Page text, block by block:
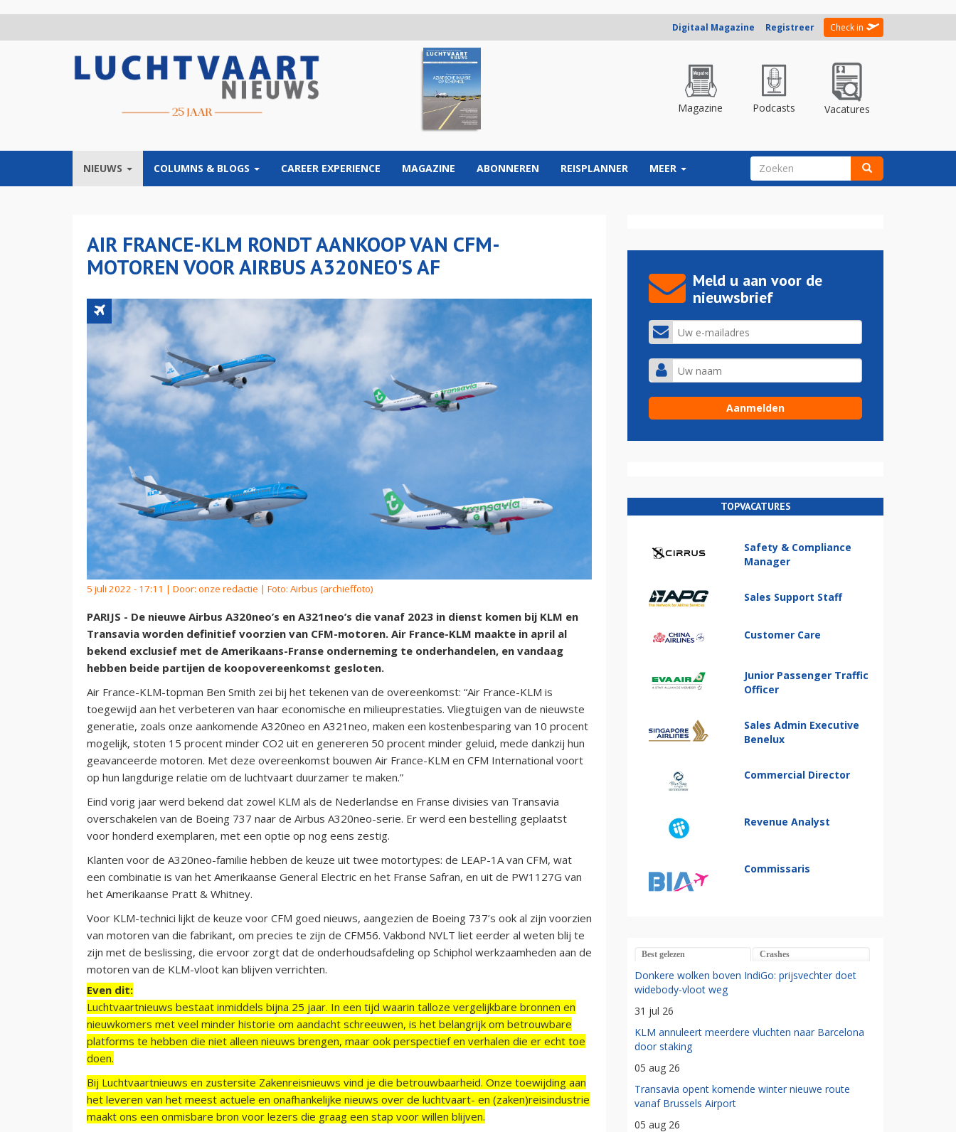
Digitaal Magazine Registreer Check in
Magazine Podcasts Vacatures
NIEUWS COLUMNS & BLOGS CAREER EXPERIENCE MAGAZINE ABONNEREN REISPLANNER MEER ZOEKVELD
AIR FRANCE-KLM RONDT AANKOOP VAN CFM-
MOTOREN VOOR AIRBUS A320NEO'S AF
5 juli 2022 - 17:11 | Door: onze redactie | Foto: Airbus (archieffoto)
PARIJS - De nieuwe Airbus A320neo’s en A321neo’s die vanaf 2023 in dienst komen bij KLM en
Transavia worden definitief voorzien van CFM-motoren. Air France-KLM maakte in april al
bekend exclusief met de Amerikaans-Franse onderneming te onderhandelen, en vandaag
hebben beide partijen de koopovereenkomst gesloten.
Air France-KLM-topman Ben Smith zei bij het tekenen van de overeenkomst: “Air France-KLM is
toegewijd aan het verbeteren van haar economische en milieuprestaties. Vliegtuigen van de nieuwste
generatie, zoals onze aankomende A320neo en A321neo, maken een kostenbesparing van 10 procent
mogelijk, stoten 15 procent minder CO2 uit en genereren 50 procent minder geluid, mede dankzij hun
geavanceerde motoren. Met deze overeenkomst bouwen Air France-KLM en CFM International voort
op hun langdurige relatie om de luchtvaart duurzamer te maken.”
Eind vorig jaar werd bekend dat zowel KLM als de Nederlandse en Franse divisies van Transavia
overschakelen van de Boeing 737 naar de Airbus A320neo-serie. Er werd een bestelling geplaatst
voor honderd exemplaren, met een optie op nog eens zestig.
Klanten voor de A320neo-familie hebben de keuze uit twee motortypes: de LEAP-1A van CFM, wat
een combinatie is van het Amerikaanse General Electric en het Franse Safran, en uit de PW1127G van
het Amerikaanse Pratt & Whitney.
Voor KLM-technici lijkt de keuze voor CFM goed nieuws, aangezien de Boeing 737’s ook al zijn voorzien
van motoren van die fabrikant, om precies te zijn de CFM56. Vakbond NVLT liet eerder al weten blij te
zijn met de beslissing, die ervoor zorgt dat de onderhoudsafdeling op Schiphol werkzaamheden aan de
motoren van de KLM-vloot kan blijven verrichten.
Even dit:
Luchtvaartnieuws bestaat inmiddels bijna 25 jaar. In een tijd waarin talloze vergelijkbare bronnen en
nieuwkomers met veel minder historie om aandacht schreeuwen, is het belangrijk om betrouwbare
platforms te hebben die niet alleen nieuws brengen, maar ook perspectief en verhalen die er echt toe
doen.
Bij Luchtvaartnieuws en zustersite Zakenreisnieuws vind je die betrouwbaarheid. Onze toewijding aan
het leveren van het meest actuele en onafhankelijke nieuws over de luchtvaart- en (zaken)reisindustrie
maakt ons een onmisbare bron voor lezers die graag een stap voor willen blijven.
Meld u aan voor de
nieuwsbrief
TOPVACATURES
Safety & Compliance
Manager
Sales Support Staff
Customer Care
Junior Passenger Traffic
Officer
Sales Admin Executive
Benelux
Commercial Director
Revenue Analyst
Commissaris
Best gelezen Crashes
Donkere wolken boven IndiGo: prijsvechter doet
widebody-vloot weg
31 jul 26
KLM annuleert meerdere vluchten naar Barcelona
door staking
05 aug 26
Transavia opent komende winter nieuwe route
vanaf Brussels Airport
05 aug 26